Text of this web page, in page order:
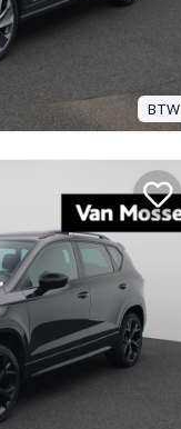
BTW